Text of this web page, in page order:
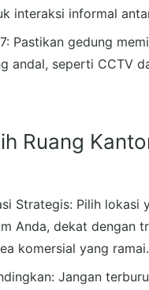
interaksi informal
Pastikan gedung
andal, seperti CCTV
Ruang
Strategis: Pilih lokasi
Anda, dekat dengan
komersial yang ramai.
Jangan